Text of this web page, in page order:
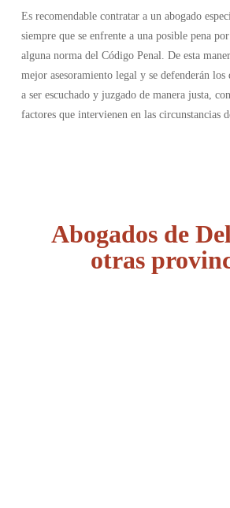
Es recomendable contratar a un abogado
siempre que se enfrente a una posible pena
alguna norma del Código Penal. De esta
mejor asesoramiento legal y se defenderán
a ser escuchado y juzgado de manera justa,
factores que intervienen en las circunstancias
Abogados de
otras